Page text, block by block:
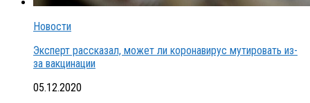
Новости
Эксперт рассказал, может ли коронавирус мутировать из-
за вакцинации
05.12.2020